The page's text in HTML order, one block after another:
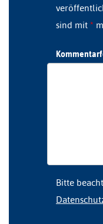
sind mit *
Bitte